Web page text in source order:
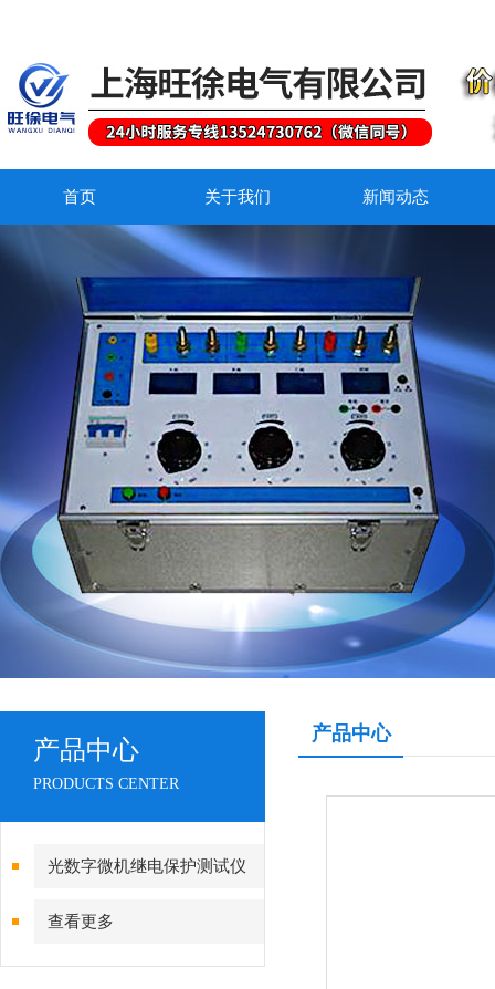
首页 关于我们 新闻动态
产品中心
PRODUCTS CENTER
光数字微机继电保护测试仪
查看更多
产品中心